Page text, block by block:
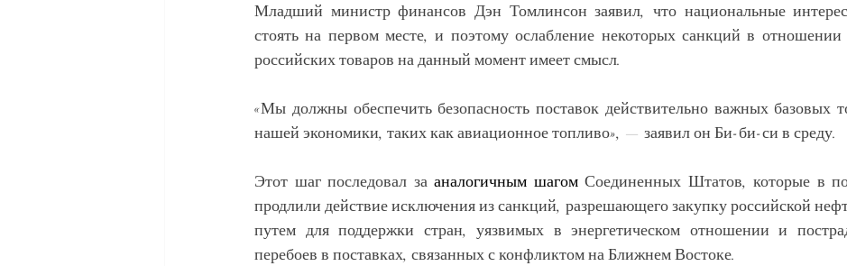
Младший министр финансов Дэн Томлинсон заявил, что национальные
стоять на первом месте, и поэтому ослабление некоторых санкций в отношении
российских товаров на данный момент имеет смысл.
«Мы должны обеспечить безопасность поставок действительно важных базовых
нашей экономики, таких как авиационное топливо», — заявил он Би-би-си в среду.
Этот шаг последовал за аналогичным шагом Соединенных Штатов, которые в
продлили действие исключения из санкций, разрешающего закупку российской
путем для поддержки стран, уязвимых в энергетическом отношении и
перебоев в поставках, связанных с конфликтом на Ближнем Востоке.